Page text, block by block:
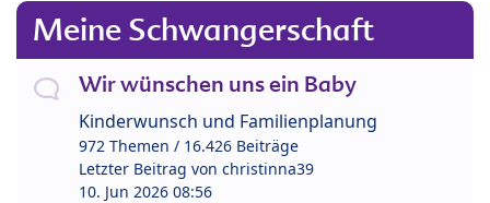
Meine Schwangerschaft
Wir wünschen uns ein Baby
Kinderwunsch und Familienplanung
972 Themen / 16.426 Beiträge
Letzter Beitrag von christinna39
10. Jun 2026 08:56